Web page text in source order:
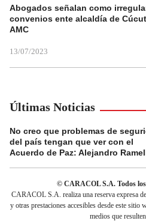
Abogados señalan como
convenios ente alcaldía de
AMC
13/07/2023
Últimas Noticias
No creo que problemas de
del país tengan que ver con el
Acuerdo de Paz: Alejandro
© CARACOL S.A. Todos los
CARACOL S.A. realiza una reserva expresa
y otras prestaciones accesibles desde este sitio
medios que